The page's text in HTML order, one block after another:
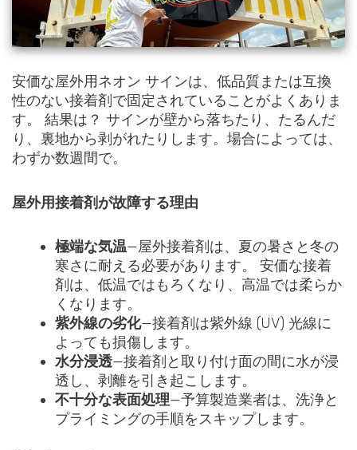
安価な屋外用ネオン サインは、低品質または互換
性のない接着剤で固定されていることがよくありま
す。 結果は？ サインが壁から落ちたり、たるんだ
り、裏地から剥がれたりします。場合によっては、
わずか数週間で。
屋外用接着剤が故障する理由
極端な気温—屋外接着剤は、夏の暑さと冬の
寒さに耐える必要があります。 安価な接着
剤は、低温ではもろくなり、高温では柔らか
くなります。
紫外線の劣化—接着剤は紫外線 (UV) 光線に
よっても損傷します。
水分浸透—接着剤と取り付け面の間に水が浸
透し、剥離を引き起こします。
不十分な表面処理—予算製造業者は、洗浄と
プライミングの手順をスキップします。